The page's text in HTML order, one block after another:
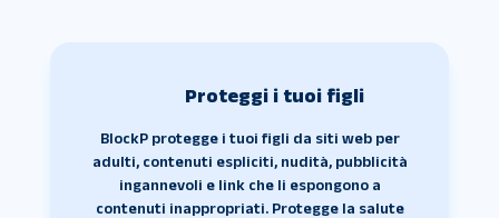
Proteggi i tuoi figli
BlockP protegge i tuoi figli da siti web per
adulti, contenuti espliciti, nudità, pubblicità
ingannevoli e link che li espongono a
contenuti inappropriati. Protegge la salute